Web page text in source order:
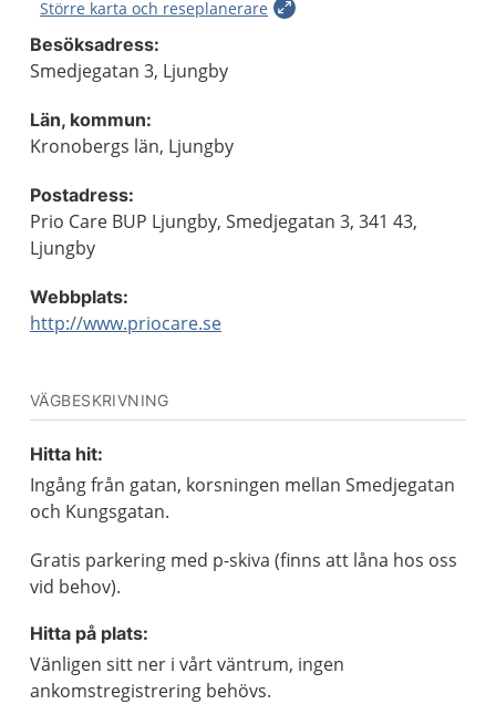
Större karta och reseplanerare
Besöksadress:
Smedjegatan 3, Ljungby
Län, kommun:
Kronobergs län, Ljungby
Postadress:
Prio Care BUP Ljungby, Smedjegatan 3, 341 43,
Ljungby
Webbplats:
http://www.priocare.se
VÄGBESKRIVNING
Hitta hit:
Ingång från gatan, korsningen mellan Smedjegatan
och Kungsgatan.
Gratis parkering med p-skiva (finns att låna hos oss
vid behov).
Hitta på plats:
Vänligen sitt ner i vårt väntrum, ingen
ankomstregistrering behövs.